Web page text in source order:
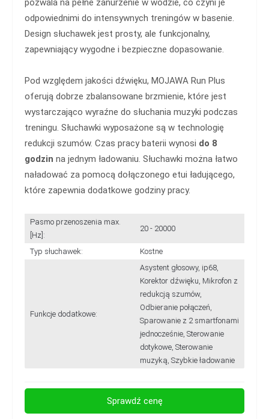
odpowiednimi do intensywnych treningów w basenie.
Design słuchawek jest prosty, ale funkcjonalny,
zapewniający wygodne i bezpieczne dopasowanie.
Pod względem jakości dźwięku, MOJAWA Run Plus
oferują dobrze zbalansowane brzmienie, które jest
wystarczająco wyraźne do słuchania muzyki podczas
treningu. Słuchawki wyposażone są w technologię
redukcji szumów. Czas pracy baterii wynosi do 8
godzin na jednym ładowaniu. Słuchawki można łatwo
naładować za pomocą dołączonego etui ładującego,
które zapewnia dodatkowe godziny pracy.
Pasmo przenoszenia max.
[Hz]:
20 - 20000
Typ słuchawek: Kostne
Funkcje dodatkowe:
Asystent głosowy, ip68,
Korektor dźwięku, Mikrofon z
redukcją szumów,
Odbieranie połączeń,
Sparowanie z 2 smartfonami
jednocześnie, Sterowanie
dotykowe, Sterowanie
muzyką, Szybkie ładowanie
Sprawdź cenę